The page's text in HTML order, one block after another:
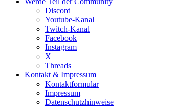
Discord
Youtube-Kanal
Twitch-Kanal
Facebook
Instagram
X
Threads
Kontakt & Impressum
Kontaktformular
Impressum
Datenschutzhinweise